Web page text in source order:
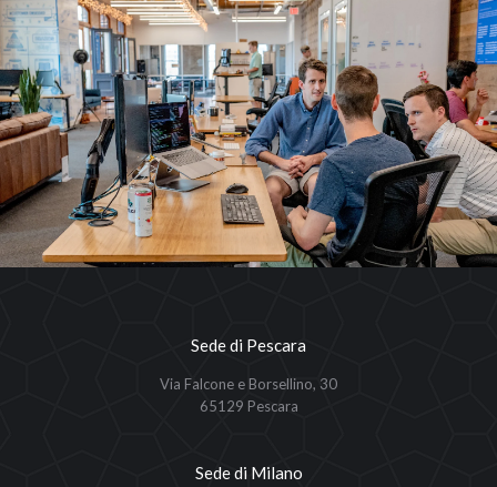
Sede di Pescara
Via Falcone e Borsellino, 30
65129 Pescara
Sede di Milano